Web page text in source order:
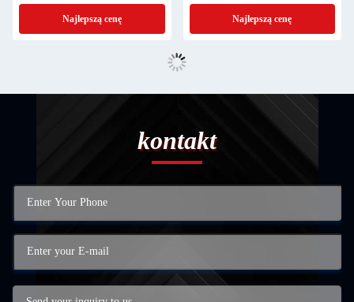
podstawowy BT HF HTG
Najlepszą cenę
Najlepszą cenę
kontakt